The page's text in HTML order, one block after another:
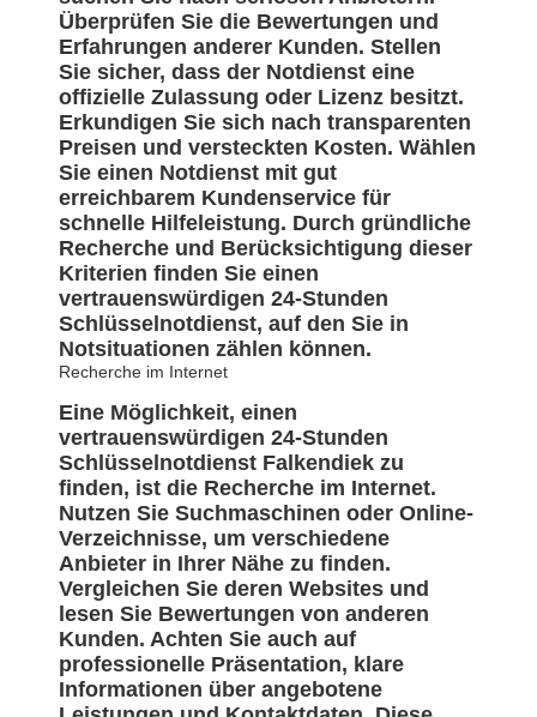
Überprüfen Sie die Bewertungen und
Erfahrungen anderer Kunden. Stellen
Sie sicher, dass der Notdienst eine
offizielle Zulassung oder Lizenz besitzt.
Erkundigen Sie sich nach transparenten
Preisen und versteckten Kosten. Wählen
Sie einen Notdienst mit gut
erreichbarem Kundenservice für
schnelle Hilfeleistung. Durch gründliche
Recherche und Berücksichtigung dieser
Kriterien finden Sie einen
vertrauenswürdigen 24-Stunden
Schlüsselnotdienst, auf den Sie in
Notsituationen zählen können.
Recherche im Internet
Eine Möglichkeit, einen
vertrauenswürdigen 24-Stunden
Schlüsselnotdienst Falkendiek zu
finden, ist die Recherche im Internet.
Nutzen Sie Suchmaschinen oder Online-
Verzeichnisse, um verschiedene
Anbieter in Ihrer Nähe zu finden.
Vergleichen Sie deren Websites und
lesen Sie Bewertungen von anderen
Kunden. Achten Sie auch auf
professionelle Präsentation, klare
Informationen über angebotene